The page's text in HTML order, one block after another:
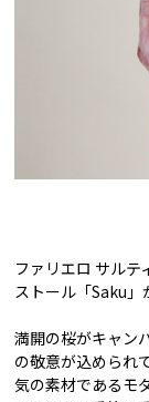
ファリエロ サル
ストール「Saku」
満開の桜がキャン
の敬意が込められ
気の素材であるモ